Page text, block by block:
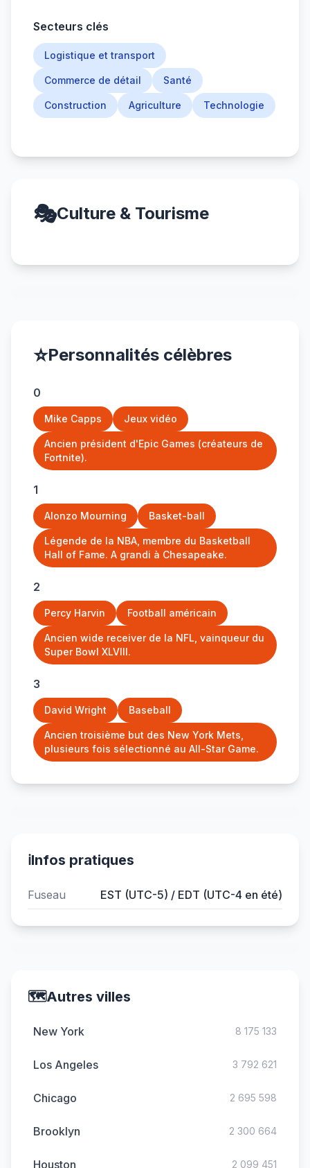
Secteurs clés
Logistique et transport
Commerce de détail Santé
Construction Agriculture Technologie
🎭Culture & Tourisme
⭐Personnalités célèbres
0
Mike Capps Jeux vidéo
Ancien président d'Epic Games (créateurs de
Fortnite).
1
Alonzo Mourning Basket-ball
Légende de la NBA, membre du Basketball
Hall of Fame. A grandi à Chesapeake.
2
Percy Harvin Football américain
Ancien wide receiver de la NFL, vainqueur du
Super Bowl XLVIII.
3
David Wright Baseball
Ancien troisième but des New York Mets,
plusieurs fois sélectionné au All-Star Game.
ℹ️Infos pratiques
Fuseau EST (UTC-5) / EDT (UTC-4 en été)
🗺️Autres villes
New York 8 175 133
Los Angeles 3 792 621
Chicago 2 695 598
Brooklyn 2 300 664
Houston 2 099 451